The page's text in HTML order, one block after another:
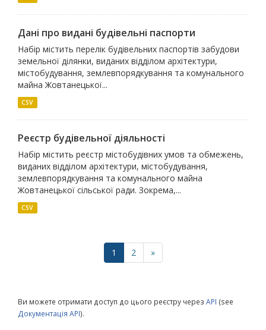
Дані про видані будівельні паспорти
Набір містить перелік будівельних паспортів забудови
земельної ділянки, виданих відділом архітектури,
містобудування, землевпорядкування та комунального
майна Жовтанецької...
CSV
Реєстр будівельної діяльності
Набір містить реєстр містобудівних умов та обмежень,
виданих відділом архітектури, містобудування,
землевпорядкування та комунального майна
Жовтанецької сільської ради. Зокрема,...
CSV
1 2 »
Ви можете отримати доступ до цього реєстру через API (see
Документація API).